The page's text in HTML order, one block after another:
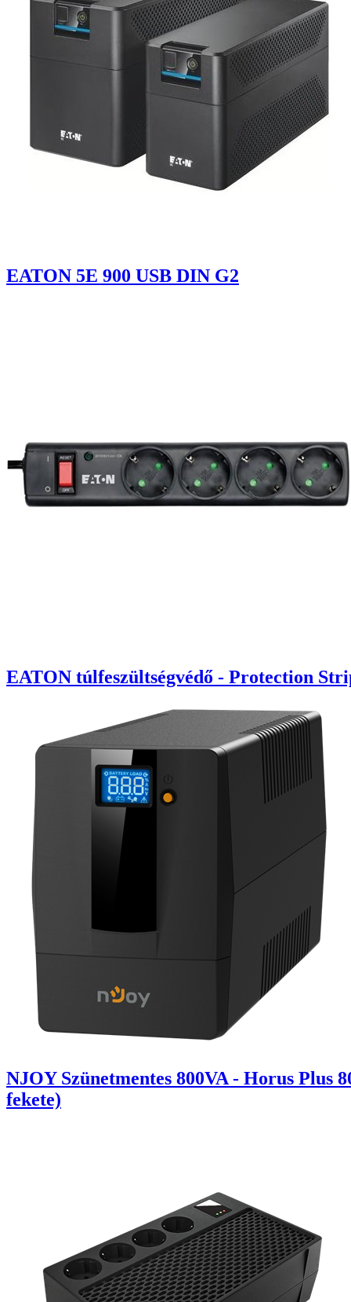
EATON 5E 900 USB DIN G2
EATON túlfeszültségvédő - Protection
NJOY Szünetmentes 800VA - Horus Plus
fekete)